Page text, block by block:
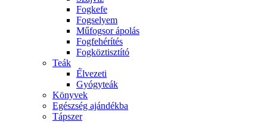
Fogkefe
Fogselyem
Műfogsor ápolás
Fogfehérítés
Fogköztisztító
Teák
É́lvezeti
Gyógyteák
Könyvek
Egészség ajándékba
Tápszer